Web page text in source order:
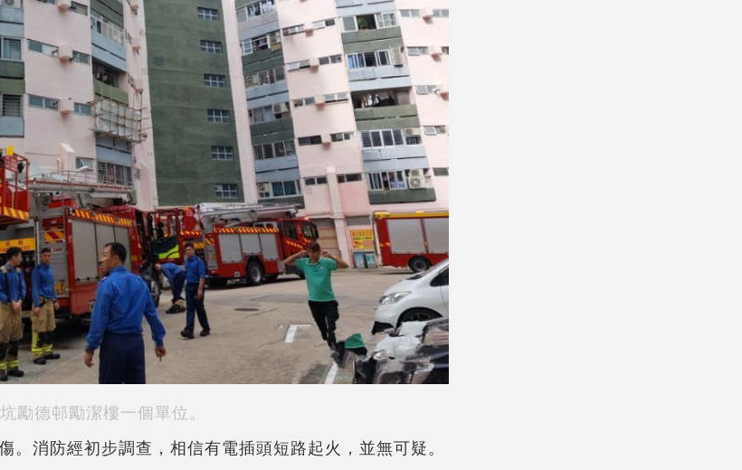
勵德邨勵潔樓一個單位。
。消防經初步調查，相信有電插頭短路起火，並無可疑。